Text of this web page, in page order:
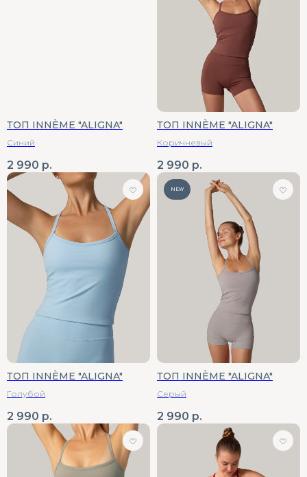
ТОП INNÈME "ALIGNA"
Синий
2 990 р.
ТОП INNÈME "ALIGNA"
Коричневый
2 990 р.
ТОП INNÈME "ALIGNA"
Голубой
2 990 р.
NEW
ТОП INNÈME "ALIGNA"
Серый
2 990 р.